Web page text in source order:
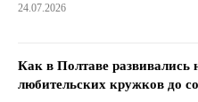
24.07.2026
Как в Полтаве развивались
любительских кружков до